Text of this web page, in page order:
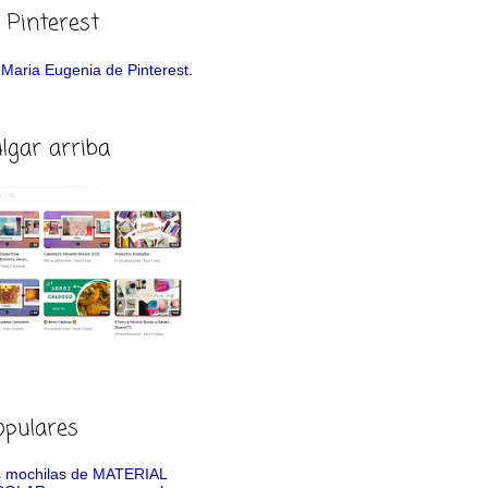
Pinterest
Eugenia de Pinterest.
arriba
mochilas de MATERIAL